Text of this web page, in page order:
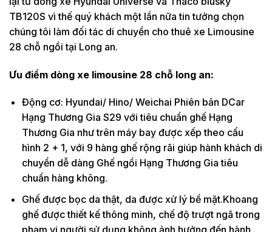
TB120S vì thế quý khách một lần nữa tin tưởng chọn
chúng tôi làm đối tác di chuyển cho thuê xe Limousine
28 chỗ ngồi tại Long an.
Ưu điểm dòng xe limousine 28 chỗ long an:
Động cơ: Hyundai/ Hino/ Weichai Phiên bản DCar
Hạng Thương Gia S29 với tiêu chuẩn ghế Hạng
Thương Gia như trên máy bay được xếp theo cấu
hình 2 + 1, với 9 hàng ghế rộng rãi giúp hành khách di
chuyển dễ dàng Ghế ngồi Hạng Thương Gia tiêu
chuẩn hàng không.
Ghế được bọc da thật, da được xử lý bề mặt.Khoang
ghế được thiết kế thông minh, chế độ trượt ngã trong
phạm vi người sử dụng không ảnh hưởng đến hành